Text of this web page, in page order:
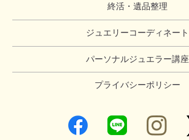
終活・遺品整理
ジュエリーコーディネート
パーソナルジュエラー講座
プライバシーポリシー